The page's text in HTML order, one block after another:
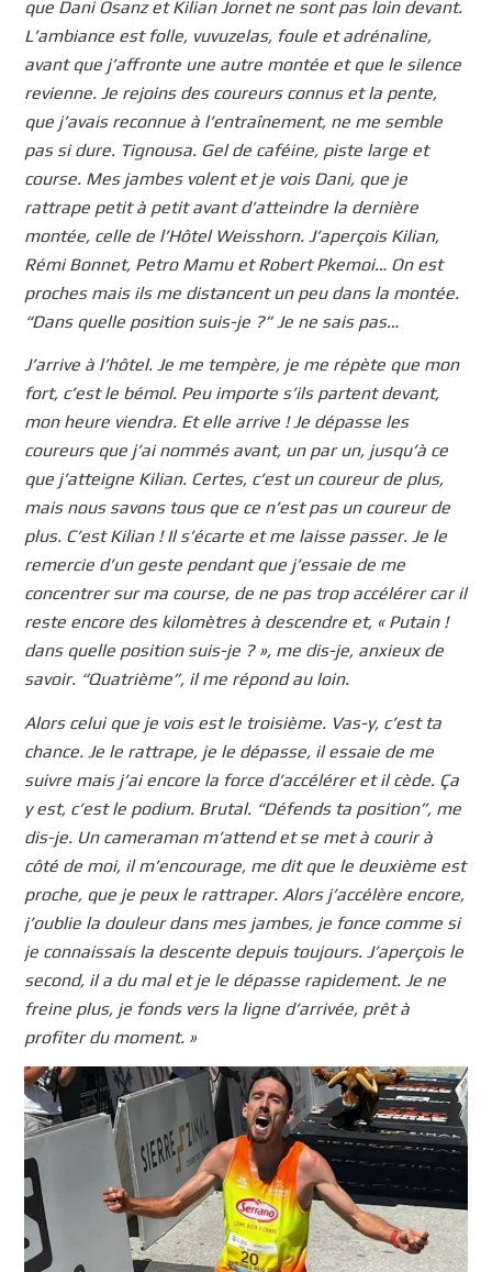
que Dani Osanz et Kilian Jornet ne sont pas loin devant.
L’ambiance est folle, vuvuzelas, foule et adrénaline,
avant que j’affronte une autre montée et que le silence
revienne. Je rejoins des coureurs connus et la pente,
que j’avais reconnue à l’entraînement, ne me semble
pas si dure. Tignousa. Gel de caféine, piste large et
course. Mes jambes volent et je vois Dani, que je
rattrape petit à petit avant d’atteindre la dernière
montée, celle de l’Hôtel Weisshorn. J’aperçois Kilian,
Rémi Bonnet, Petro Mamu et Robert Pkemoi… On est
proches mais ils me distancent un peu dans la montée.
“Dans quelle position suis-je ?” Je ne sais pas…
J’arrive à l’hôtel. Je me tempère, je me répète que mon
fort, c’est le bémol. Peu importe s’ils partent devant,
mon heure viendra. Et elle arrive ! Je dépasse les
coureurs que j’ai nommés avant, un par un, jusqu’à ce
que j’atteigne Kilian. Certes, c’est un coureur de plus,
mais nous savons tous que ce n’est pas un coureur de
plus. C’est Kilian ! Il s’écarte et me laisse passer. Je le
remercie d’un geste pendant que j’essaie de me
concentrer sur ma course, de ne pas trop accélérer car il
reste encore des kilomètres à descendre et, « Putain !
dans quelle position suis-je ? », me dis-je, anxieux de
savoir. “Quatrième”, il me répond au loin.
Alors celui que je vois est le troisième. Vas-y, c’est ta
chance. Je le rattrape, je le dépasse, il essaie de me
suivre mais j’ai encore la force d’accélérer et il cède. Ça
y est, c’est le podium. Brutal. “Défends ta position”, me
dis-je. Un cameraman m’attend et se met à courir à
côté de moi, il m’encourage, me dit que le deuxième est
proche, que je peux le rattraper. Alors j’accélère encore,
j’oublie la douleur dans mes jambes, je fonce comme si
je connaissais la descente depuis toujours. J’aperçois le
second, il a du mal et je le dépasse rapidement. Je ne
freine plus, je fonds vers la ligne d’arrivée, prêt à
profiter du moment. »